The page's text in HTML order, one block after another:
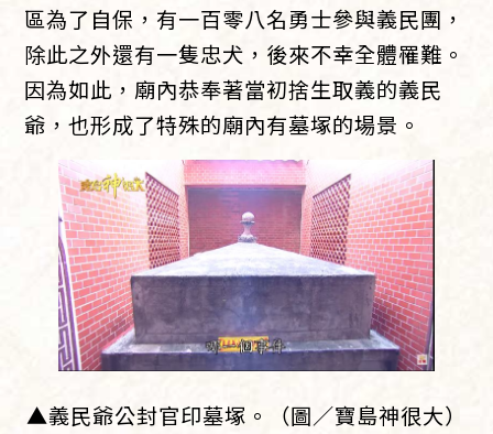
區為了自保，有一百零八名勇士參與義民團，
除此之外還有一隻忠犬，後來不幸全體罹難。
因為如此，廟內恭奉著當初捨生取義的義民
爺，也形成了特殊的廟內有墓塚的場景。
▲義民爺公封官印墓塚。（圖／寶島神很大）